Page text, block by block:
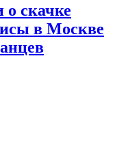
скачке
в Москве